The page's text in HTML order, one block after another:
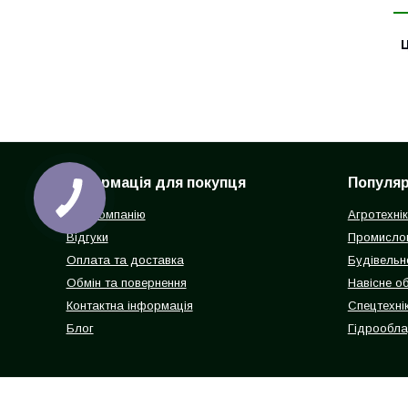
Інформація для покупця
Про компанію
Відгуки
Оплата та доставка
Обмін та повернення
Контактна інформація
Блог
Навісне